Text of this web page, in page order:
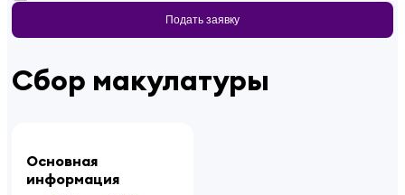
Подать заявку
Сбор макулатуры
Основная
информация